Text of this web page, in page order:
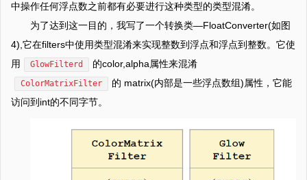
中操作任何浮点数之前都有必要进行这种类型的类型混淆。
为了达到这一目的，我写了一个转换类—FloatConverter(如图
4),它在filters中使用类型混淆来实现整数到浮点和浮点到整数。它使
用
GlowFilterd 的color,alpha属性来混淆
ColorMatrixFilter
的 matrix(内部是一些浮点数组)属性，它能
访问到int的不同字节。